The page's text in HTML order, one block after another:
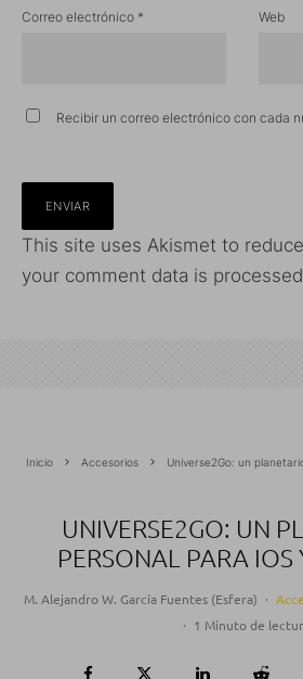
Correo electrónico * Web
Recibir un correo electrónico con cada
This site uses Akismet to
your comment data is
Inicio Accesorios Universe2Go: un
UNIVERSE2GO: UN
PERSONAL PARA
M. Alejandro W. García Fuentes (Esfera) ·
· 1 Minuto de